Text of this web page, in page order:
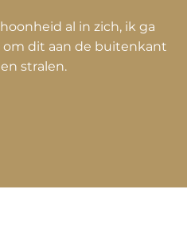
al in zich, ik ga
dit aan de buitenkant
stralen.